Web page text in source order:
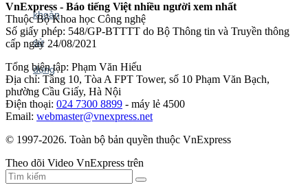
VnExpress - Báo tiếng Việt nhiều người xem nhất
Thuộc Bộ Khoa học Công nghệ
Số giấy phép: 548/GP-BTTTT do Bộ Thông tin và Truyền thông
cấp ngày 24/08/2021
Tổng biên tập: Phạm Văn Hiếu
Địa chỉ: Tầng 10, Tòa A FPT Tower, số 10 Phạm Văn Bạch,
phường Cầu Giấy, Hà Nội
Điện thoại: 024 7300 8899 - máy lẻ 4500
Email: webmaster@vnexpress.net
© 1997-2026. Toàn bộ bản quyền thuộc VnExpress
Theo dõi Video VnExpress trên